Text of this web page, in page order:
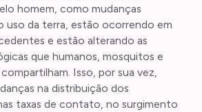
homem, como mudanças
uso da terra, estão ocorrendo em
e estão alterando as
que humanos, mosquitos e
Isso, por sua vez,
na distribuição dos
taxas de contato, no surgimento